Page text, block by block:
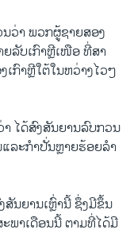
ວ່າ​ ພວກ​ຜູ້​ຊາຍສອງ​
ລັບ​ເກົາຫຼີ​ເໜືອ​ ທີ່​ສາ
ກົາຫຼີ​ໃຕ້​ໃນ​ຫວ່າງ​ໄວໆ​
າ ​ໄດ້​ສົງ​ສັນຍານລົບ​ກວນ​
ລະ​ກໍາ​ປັ່ນຫຼາຍ​ຮ້ອຍ​ລໍາ​
ນຍານ​ເຫຼົ່າ​ນີ້ ຊຶ່ງ​ມີ​ຂຶ້ນ
ພາ​ເດືອນ​ນີ້ ຕາມ​ທີ່ໄດ້ມີ​